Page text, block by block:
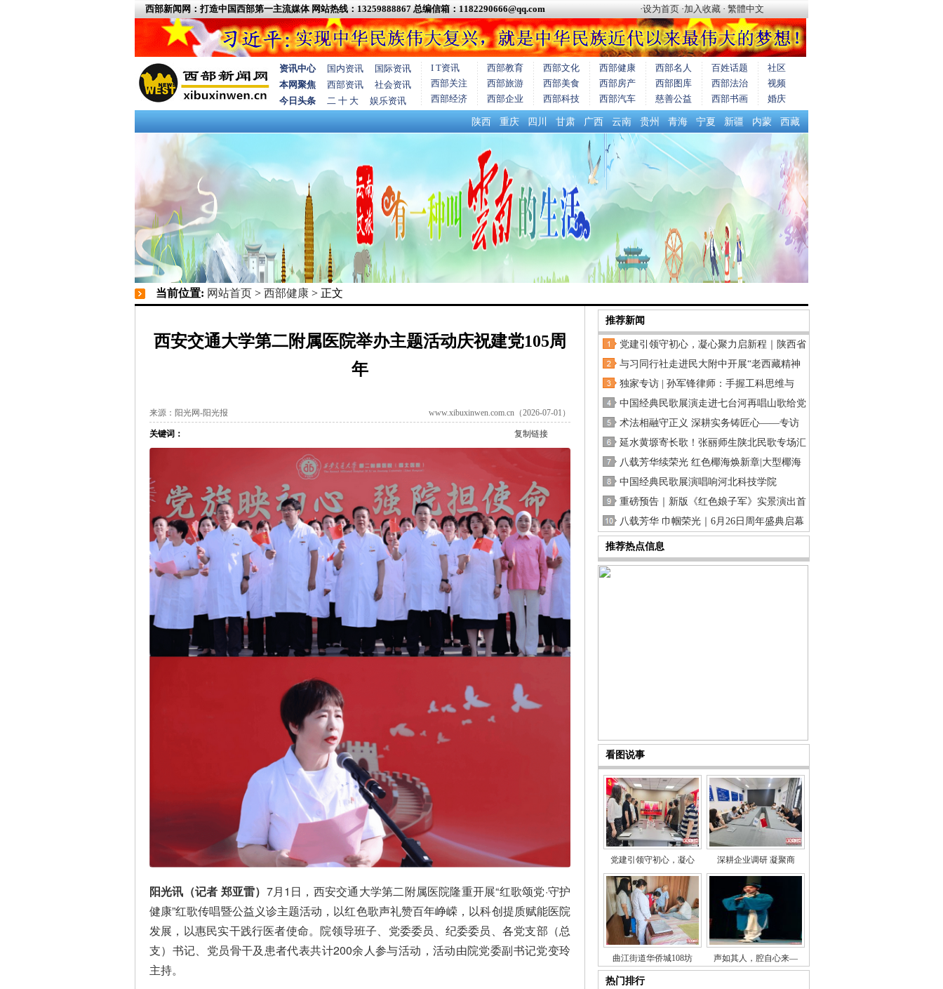
西部新闻网：打造中国西部第一主流媒体 网站热线：13259888867 总编信箱：1182290666@qq.com ·设为首页 ·加入收藏 · 繁體中文
资讯中心 国内资讯
国际资讯
本网聚焦
西部资讯
社会资讯
今日头条
二 十 大 娱乐资讯
I T资讯
西部关注
西部经济
西部教育
西部旅游
西部企业
西部文化
西部美食
西部科技
西部健康
西部房产
西部汽车
西部名人
西部图库
慈善公益
百姓话题
西部法治
西部书画
社区
视频
婚庆
陕西 重庆 四川 甘肃 广西 云南 贵州 青海 宁夏 新疆 内蒙 西藏
当前位置: 网站首页 > 西部健康 > 正文
西安交通大学第二附属医院举办主题活动庆祝建党105周
年
www.xibuxinwen.com.cn（2026-07-01）
来源：阳光网-阳光报
复制链接
关键词：
阳光讯（记者 郑亚雷） 7月1日，西安交通大学第二附属医院隆重开展“红歌颂党·守护
健康”红歌传唱暨公益义诊主题活动，以红色歌声礼赞百年峥嵘，以科创提质赋能医院
发展，以惠民实干践行医者使命。院领导班子、党委委员、纪委委员、各党支部（总
支）书记、党员骨干及患者代表共计200余人参与活动，活动由院党委副书记党变玲
主持。
推荐新闻
党建引领守初心，凝心聚力启新程｜陕西省
与习同行社走进民大附中开展“老西藏精神
独家专访 | 孙军锋律师：手握工科思维与
中国经典民歌展演走进七台河再唱山歌给党
术法相融守正义 深耕实务铸匠心——专访
延水黄塬寄长歌！张丽师生陕北民歌专场汇
八载芳华续荣光 红色椰海焕新章|大型椰海
中国经典民歌展演唱响河北科技学院
重磅预告｜新版《红色娘子军》实景演出首
八载芳华 巾帼荣光｜6月26日周年盛典启幕
推荐热点信息
看图说事
党建引领守初心，凝心 深耕企业调研 凝聚商
曲江街道华侨城108坊 声如其人，腔自心来—
热门排行